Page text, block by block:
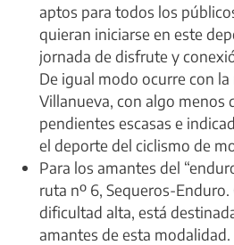
aptos para todos los
quieran iniciarse en este
jornada de disfrute y
De igual modo ocurre con
Villanueva, con algo menos
pendientes escasas e
el deporte del ciclismo de
Para los amantes del
ruta nº 6, Sequeros-Enduro.
dificultad alta, está
amantes de esta